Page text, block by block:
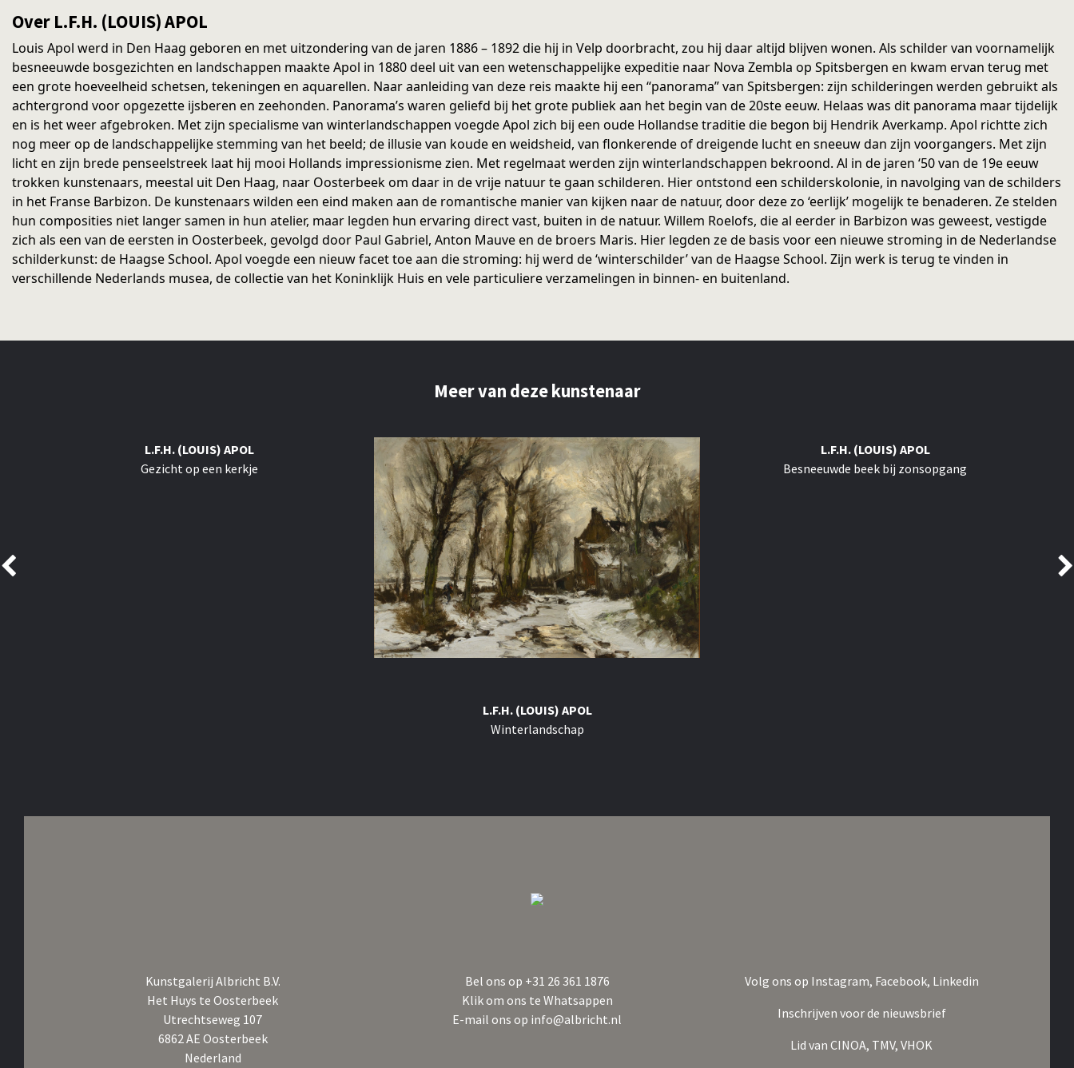
Over L.F.H. (LOUIS) APOL
Louis Apol werd in Den Haag geboren en met uitzondering van de jaren 1886 – 1892 die hij in Velp doorbracht, zou hij daar altijd blijven wonen. Als schilder van voornamelijk
besneeuwde bosgezichten en landschappen maakte Apol in 1880 deel uit van een wetenschappelijke expeditie naar Nova Zembla op Spitsbergen en kwam ervan terug met
een grote hoeveelheid schetsen, tekeningen en aquarellen. Naar aanleiding van deze reis maakte hij een “panorama” van Spitsbergen: zijn schilderingen werden gebruikt als
achtergrond voor opgezette ijsberen en zeehonden. Panorama’s waren geliefd bij het grote publiek aan het begin van de 20ste eeuw. Helaas was dit panorama maar tijdelijk
en is het weer afgebroken. Met zijn specialisme van winterlandschappen voegde Apol zich bij een oude Hollandse traditie die begon bij Hendrik Averkamp. Apol richtte zich
nog meer op de landschappelijke stemming van het beeld; de illusie van koude en weidsheid, van flonkerende of dreigende lucht en sneeuw dan zijn voorgangers. Met zijn
licht en zijn brede penseelstreek laat hij mooi Hollands impressionisme zien. Met regelmaat werden zijn winterlandschappen bekroond. Al in de jaren ‘50 van de 19e eeuw
trokken kunstenaars, meestal uit Den Haag, naar Oosterbeek om daar in de vrije natuur te gaan schilderen. Hier ontstond een schilderskolonie, in navolging van de schilders
in het Franse Barbizon. De kunstenaars wilden een eind maken aan de romantische manier van kijken naar de natuur, door deze zo ‘eerlijk’ mogelijk te benaderen. Ze stelden
hun composities niet langer samen in hun atelier, maar legden hun ervaring direct vast, buiten in de natuur. Willem Roelofs, die al eerder in Barbizon was geweest, vestigde
zich als een van de eersten in Oosterbeek, gevolgd door Paul Gabriel, Anton Mauve en de broers Maris. Hier legden ze de basis voor een nieuwe stroming in de Nederlandse
schilderkunst: de Haagse School. Apol voegde een nieuw facet toe aan die stroming: hij werd de ‘winterschilder’ van de Haagse School. Zijn werk is terug te vinden in
verschillende Nederlands musea, de collectie van het Koninklijk Huis en vele particuliere verzamelingen in binnen- en buitenland.
Meer van deze kunstenaar
L.F.H. (LOUIS) APOL
Gezicht op een kerkje
L.F.H. (LOUIS) APOL
Winterlandschap
L.F.H. (LOUIS) APOL
Besneeuwde beek bij zonsopgang
Kunstgalerij Albricht B.V.
Het Huys te Oosterbeek
Utrechtseweg 107
6862 AE Oosterbeek
Nederland
Bel ons op +31 26 361 1876
Klik om ons te Whatsappen
E-mail ons op info@albricht.nl
Volg ons op Instagram, Facebook, Linkedin
Inschrijven voor de nieuwsbrief
Lid van CINOA, TMV, VHOK